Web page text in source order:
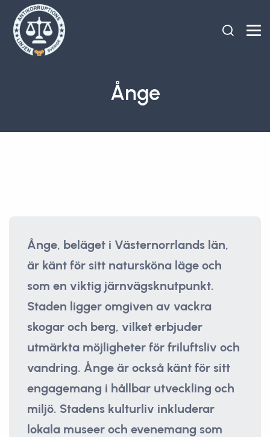
Ånge
Ånge, beläget i Västernorrlands län,
är känt för sitt natursköna läge och
som en viktig järnvägsknutpunkt.
Staden ligger omgiven av vackra
skogar och berg, vilket erbjuder
utmärkta möjligheter för friluftsliv och
vandring. Ånge är också känt för sitt
engagemang i hållbar utveckling och
miljö. Stadens kulturliv inkluderar
lokala museer och evenemang som